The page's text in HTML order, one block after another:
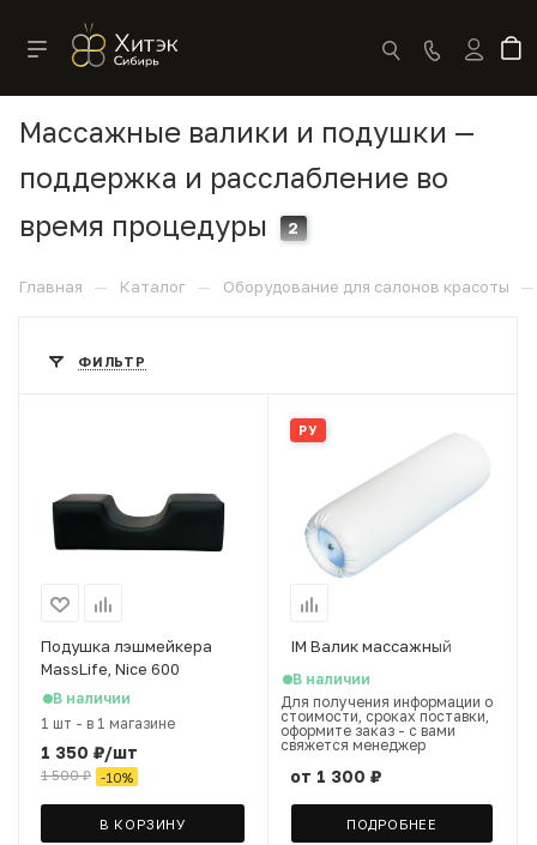
Массажные валики и подушки —
поддержка и расслабление во
время процедуры
2
Главная — Каталог — Оборудование для салонов красоты —
ФИЛЬТР
Подушка лэшмейкера
MassLife, Nice 600
В наличии
1 шт - в 1 магазине
1 350 ₽/шт
1 500₽ -10%
В КОРЗИНУ
РУ
IM Валик массажный
В наличии
Для получения информации о
стоимости, сроках поставки,
оформите заказ - с вами
свяжется менеджер
от 1 300 ₽
ПОДРОБНЕЕ